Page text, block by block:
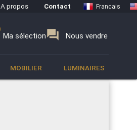
A propos Contact Francais
Ma sélectionforum Nous vendre
MOBILIER LUMINAIRES